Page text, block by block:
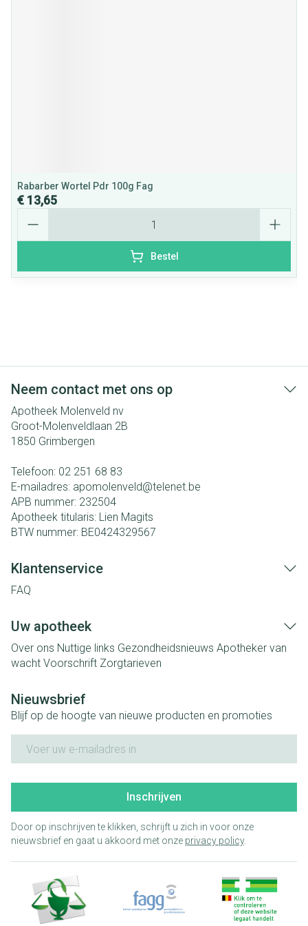
Rabarber Wortel Pdr 100g Fag
€ 13,65
Bestel
Neem contact met ons op
Apotheek Molenveld nv
Groot-Molenveldlaan 2B
1850 Grimbergen
Telefoon: 02 251 68 83
E-mailadres: apomolenveld@telenet.be
APB nummer: 232504
Apotheek titularis: Lien Magits
BTW nummer: BE0424329567
Klantenservice
FAQ
Uw apotheek
Over ons Nuttige links Gezondheidsnieuws Apotheker van
wacht Voorschrift Zorgtarieven
Nieuwsbrief
Blijf op de hoogte van nieuwe producten en promoties
Inschrijven
Door op inschrijven te klikken, schrijft u zich in voor onze
nieuwsbrief en gaat u akkoord met onze privacy policy.